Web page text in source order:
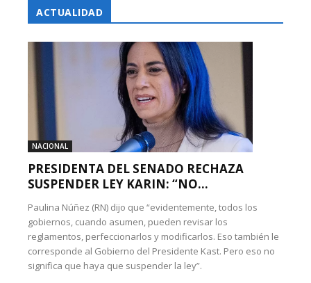
ACTUALIDAD
NACIONAL
PRESIDENTA DEL SENADO RECHAZA
SUSPENDER LEY KARIN: “NO...
Paulina Núñez (RN) dijo que “evidentemente, todos los
gobiernos, cuando asumen, pueden revisar los
reglamentos, perfeccionarlos y modificarlos. Eso también le
corresponde al Gobierno del Presidente Kast. Pero eso no
significa que haya que suspender la ley”.